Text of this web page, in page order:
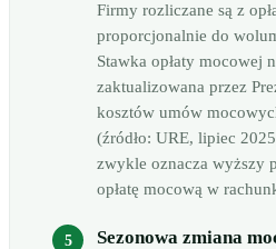
Firmy rozliczane są z
proporcjonalnie do
Stawka opłaty mocowej
zaktualizowana przez
kosztów umów
(źródło: URE, lipiec
zwykle oznacza wyższy
opłatę mocową w
Sezonowa zmiana